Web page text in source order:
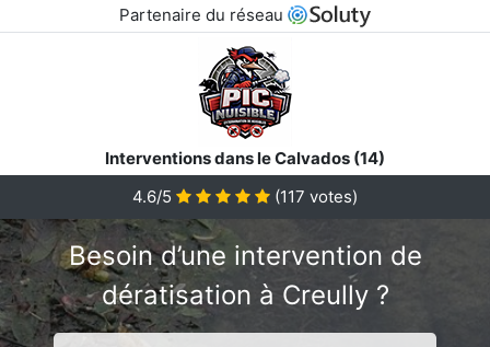
Partenaire du réseau
Interventions dans le Calvados (14)
4.6/5
(117 votes)
Besoin d’une intervention de
dératisation à Creully ?